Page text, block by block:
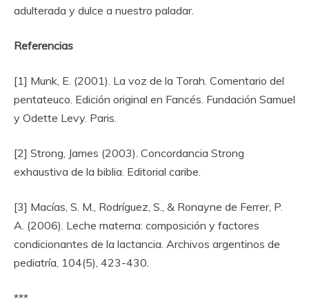
adulterada y dulce a nuestro paladar.
Referencias
[1] Munk, E. (2001). La voz de la Torah. Comentario del
pentateuco. Edición original en Fancés. Fundación Samuel
y Odette Levy. Paris.
[2] Strong, James (2003). Concordancia Strong
exhaustiva de la biblia. Editorial caribe.
[3] Macías, S. M., Rodríguez, S., & Ronayne de Ferrer, P.
A. (2006). Leche materna: composición y factores
condicionantes de la lactancia. Archivos argentinos de
pediatría, 104(5), 423-430.